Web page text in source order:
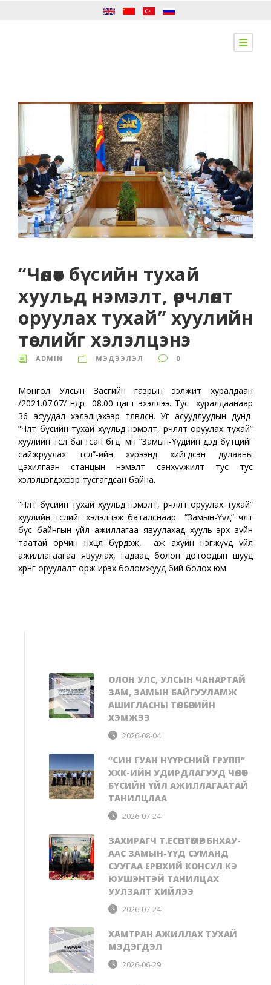
“Чөлөөт бүсийн тухай
хуульд нэмэлт, өөрчлөлт
оруулах тухай” хуулийн
төслийг хэлэлцэнэ
ADMIN МЭДЭЭЛЭЛ 0
Монгол Улсын Засгийн газрын ээлжит хуралдаан
/2021.07.07/ өнөөдөр 08.00 цагт эхэллээ. Тус хуралдаанаар
36 асуудал хэлэлцэхээр төлөвлөсөн. Уг асуудлуудын дунд
“Чөлөөт бүсийн тухай хуульд нэмэлт, өөрчлөлт оруулах тухай”
хуулийн төсөл багтсан бөгөөд мөн “Замын-Үүдийн дэд бүтцийг
сайжруулах төсөл”-ийн хүрээнд хийгдсэн дулааны
цахилгаан станцын нэмэлт санхүүжилт тус тус
хэлэлцэгдэхээр тусгагдсан байна.
“Чөлөөт бүсийн тухай хуульд нэмэлт, өөрчлөлт оруулах тухай”
хуулийн төслийг хэлэлцэж баталснаар “Замын-Үүд” чөлөөт
бүс байнгын үйл ажиллагаа явуулахад хууль эрх зүйн
таатай орчин нөхцөл бүрдэж, аж ахуйн нэгжүүд үйл
ажиллагаагаа явуулах, гадаад болон дотоодын шууд
хөрөнгө оруулалт орж ирэх боломжууд бий болох юм.
ОЛОН УЛС, УЛСЫН ЧАНАРТАЙ
ЗАМ, ЗАМЫН БАЙГУУЛАМЖ
АШИГЛАСНЫ ТӨЛБӨРИЙН
ХЭМЖЭЭ
2026-08-04
“СИН ГУАН НҮҮРСНИЙ ГРУПП”
ХХК-ИЙН УДИРДЛАГУУД ЧӨЛӨӨТ
БҮСИЙН ҮЙЛ АЖИЛЛАГААТАЙ
ТАНИЛЦЛАА
2026-07-24
ЗАХИРАГЧ Т.ЕСӨНТӨМӨР БНХАУ-
ААС ЗАМЫН-ҮҮД СУМАНД
СУУГАА ЕРӨНХИЙ КОНСУЛ КЭ
ЮУШЭНТЭЙ ТАНИЛЦАХ
УУЛЗАЛТ ХИЙЛЭЭ
2026-07-24
ХАМТРАН АЖИЛЛАХ ТУХАЙ
МЭДЭГДЭЛ
2026-06-29